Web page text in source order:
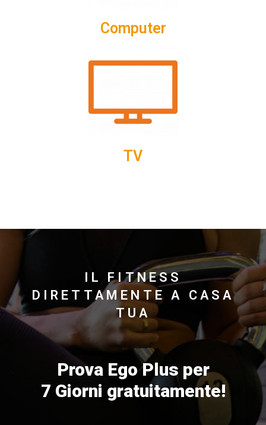
Computer
TV
IL FITNESS
DIRETTAMENTE A CASA
TUA
Prova Ego Plus per
7 Giorni gratuitamente!